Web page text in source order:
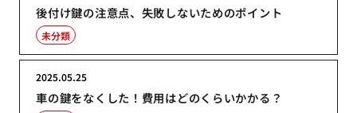
後付け鍵の注意点、失敗しないためのポイント
未分類
車の鍵をなくした！費用はどのくらいかかる？
2025.05.25